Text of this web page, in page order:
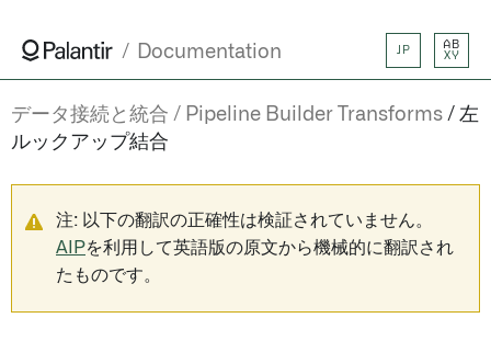
Documentation JP
AB
XY
データ接続と統合 Pipeline Builder Transforms
左
ルックアップ結合
注: 以下の翻訳の正確性は検証されていません。
AIPを利用して英語版の原文から機械的に翻訳され
たものです。